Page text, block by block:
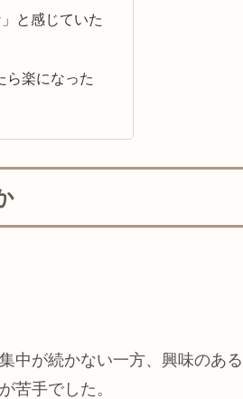
と感じていた
楽になった
中が続かない一方、興味のある
苦手でした。